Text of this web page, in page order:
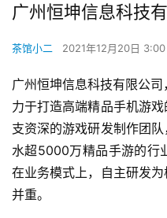
原
戏
业
界
手
机
广州恒坤信息科技
茶馆小二 2021年12月20日
广州恒坤信息科技有限公
力于打造高端精品手机游
支资深的游戏研发制作团
水超5000万精品手游的行
在业务模式上，自主研发
并重。